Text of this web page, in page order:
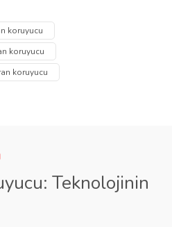
Yaz
noktaları öneri formunu kullanarak
ederiz.
görüntülenemiyor.
pahalı.
olmalı.
Soru Sor
koruyucu
koruyucu
koruyucu
Teknolojinin